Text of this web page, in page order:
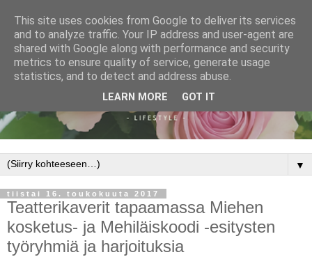
▼
tiistai 16. toukokuuta 2017
Teatterikaverit tapaamassa Miehen
kosketus- ja Mehiläiskoodi -esitysten
työryhmiä ja harjoituksia
This site uses cookies from Google to deliver its services
and to analyze traffic. Your IP address and user-agent are
shared with Google along with performance and security
metrics to ensure quality of service, generate usage
statistics, and to detect and address abuse.
LEARN MORE GOT IT